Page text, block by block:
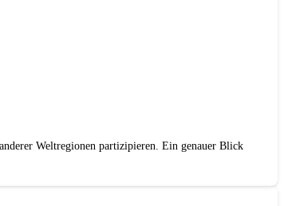
Weltregionen partizipieren. Ein genauer Blick